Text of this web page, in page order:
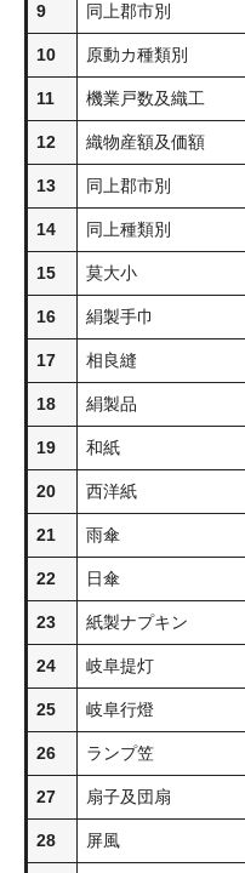
9 同上郡市別
10 原動カ種類別
11 機業戸数及織工
12 織物産額及価額
13 同上郡市別
14 同上種類別
15 莫大小
16 絹製手巾
17 相良縫
18 絹製品
19 和紙
20 西洋紙
21 雨傘
22 日傘
23 紙製ナプキン
24 岐阜提灯
25 岐阜行燈
26 ランプ笠
27 扇子及団扇
28 屏風